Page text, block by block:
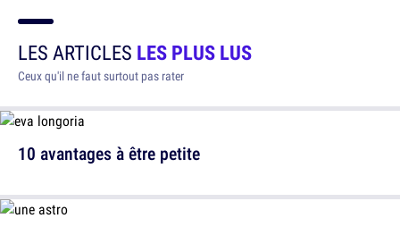
LES ARTICLES LES PLUS LUS
Ceux qu'il ne faut surtout pas rater
10 avantages à être petite